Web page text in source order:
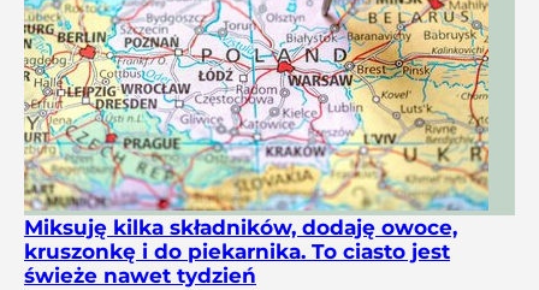
Miksuję kilka składników, dodaję owoce,
kruszonkę i do piekarnika. To ciasto jest
świeże nawet tydzień